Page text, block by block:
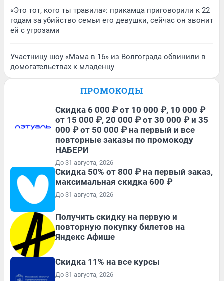
«Это тот, кого ты травила»: прикамца приговорили к 22
годам за убийство семьи его девушки, сейчас он звонит
ей с угрозами
Участницу шоу «Мама в 16» из Волгограда обвинили в
домогательствах к младенцу
ПРОМОКОДЫ
Скидка 6 000 ₽ от 10 000 ₽, 10 000 ₽
от 15 000 ₽, 20 000 ₽ от 30 000 ₽ и 35
000 ₽ от 50 000 ₽ на первый и все
повторные заказы по промокоду
НАБЕРИ
До 31 августа, 2026
Скидка 50% от 800 ₽ на первый заказ,
максимальная скидка 600 ₽
До 31 августа, 2026
Получить скидку на первую и
повторную покупку билетов на
Яндекс Афише
Скидка 11% на все курсы
До 31 августа, 2026